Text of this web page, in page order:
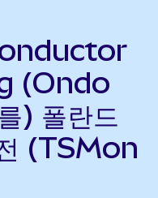
(Ondo
) 폴란드
(TSMon